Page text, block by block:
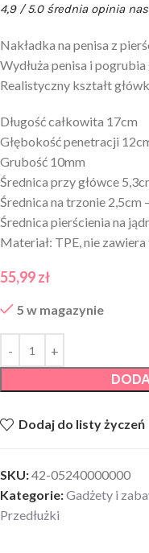
4,9 / 5.0 średnia opinia
Nakładka na penisa z
Wydłuża penisa i pogrubia
Realistyczny kształt
Długość całkowita 17cm
Głębokość penetracji
Grubość 10mm
Średnica przy główce
Średnica na trzonie 2,5cm
Średnica pierścienia na
Materiał: TPE, nie
55,99zł
5 w magazynie
Dodaj do listy życzeń
SKU:42-05240000000
Kategorie:Gadżety i
Przedłużki